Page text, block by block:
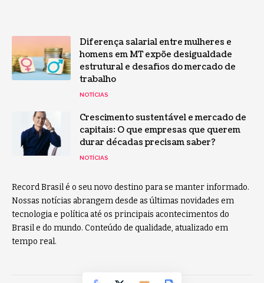
Diferença salarial entre mulheres e
homens em MT expõe desigualdade
estrutural e desafios do mercado de
trabalho
NOTÍCIAS
Crescimento sustentável e mercado de
capitais: O que empresas que querem
durar décadas precisam saber?
NOTÍCIAS
Record Brasil é o seu novo destino para se manter informado.
Nossas notícias abrangem desde as últimas novidades em
tecnologia e política até os principais acontecimentos do
Brasil e do mundo. Conteúdo de qualidade, atualizado em
tempo real.